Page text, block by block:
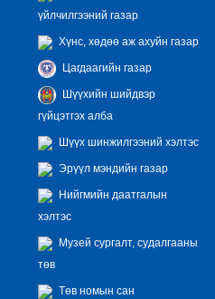
үйлчилгээний газар
Хүнс, хөдөө аж ахуйн газар
Цагдаагийн газар
Шүүхийн шийдвэр
гүйцэтгэх алба
Шүүх шинжилгээний хэлтэс
Эрүүл мэндийн газар
Нийгмийн даатгалын
хэлтэс
Музей сургалт, судалгааны
төв
Төв номын сан